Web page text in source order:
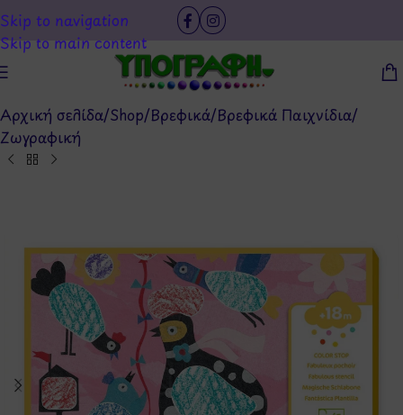
Skip to navigation
Skip to main content
Αρχική σελίδα/Shop/Βρεφικά/Βρεφικά Παιχνίδια/
Ζωγραφική